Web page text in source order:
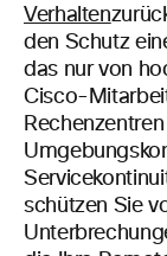
Verhalten
den Schutz
das nur von
Cisco-
schützen Sie